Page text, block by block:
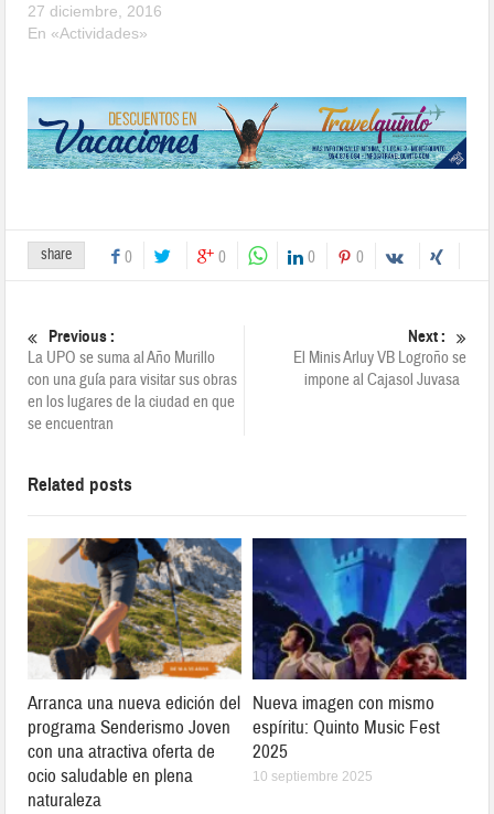
27 diciembre, 2016
En «Actividades»
share 0 0 0 0
Previous :
La UPO se suma al Año Murillo
con una guía para visitar sus obras
en los lugares de la ciudad en que
se encuentran
Next :
El Minis Arluy VB Logroño se
impone al Cajasol Juvasa
Related posts
Arranca una nueva edición del
programa Senderismo Joven
con una atractiva oferta de
ocio saludable en plena
naturaleza
Nueva imagen con mismo
espíritu: Quinto Music Fest
2025
10 septiembre 2025